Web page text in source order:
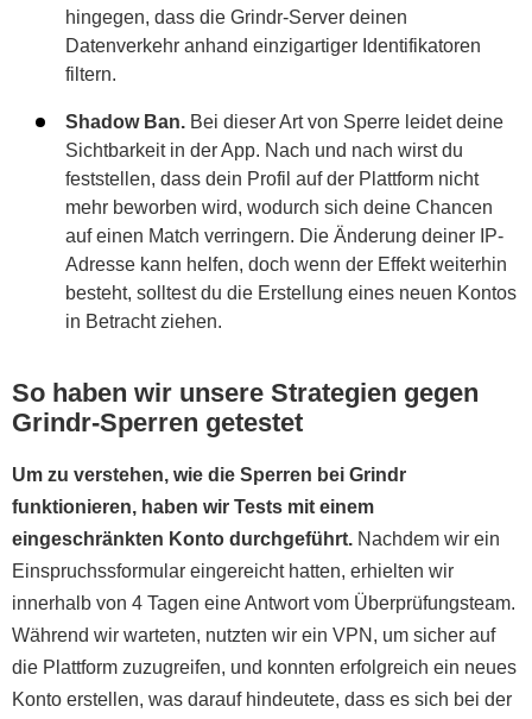
hingegen, dass die Grindr-Server deinen
Datenverkehr anhand einzigartiger Identifikatoren
filtern.
Shadow Ban. Bei dieser Art von Sperre leidet deine
Sichtbarkeit in der App. Nach und nach wirst du
feststellen, dass dein Profil auf der Plattform nicht
mehr beworben wird, wodurch sich deine Chancen
auf einen Match verringern. Die Änderung deiner IP-
Adresse kann helfen, doch wenn der Effekt weiterhin
besteht, solltest du die Erstellung eines neuen Kontos
in Betracht ziehen.
So haben wir unsere Strategien gegen
Grindr-Sperren getestet
Um zu verstehen, wie die Sperren bei Grindr
funktionieren, haben wir Tests mit einem
eingeschränkten Konto durchgeführt. Nachdem wir ein
Einspruchssformular eingereicht hatten, erhielten wir
innerhalb von 4 Tagen eine Antwort vom Überprüfungsteam.
Während wir warteten, nutzten wir ein VPN, um sicher auf
die Plattform zuzugreifen, und konnten erfolgreich ein neues
Konto erstellen, was darauf hindeutete, dass es sich bei der